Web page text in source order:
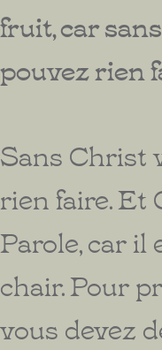
fruit, car
pouvez rien
Sans Christ
rien faire. Et
Parole, car il
chair. Pour
vous devez